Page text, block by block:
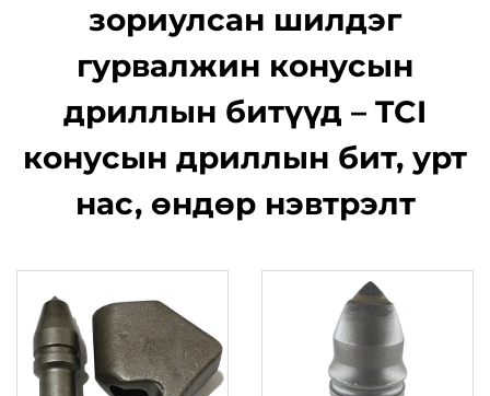
зориулсан шилдэг
гурвалжин конусын
дриллын битүүд – TCI
конусын дриллын бит, урт
нас, өндөр нэвтрэлт